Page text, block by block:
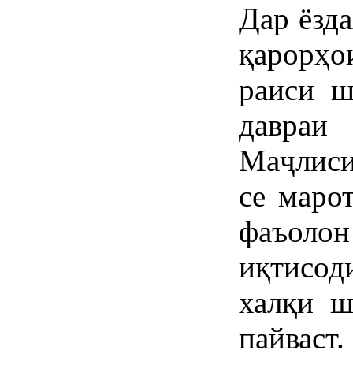
Дар
раиси
се
халқи
пайваст.